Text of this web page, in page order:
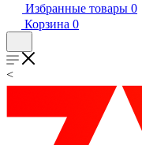
Избранные товары 0
Корзина 0
<